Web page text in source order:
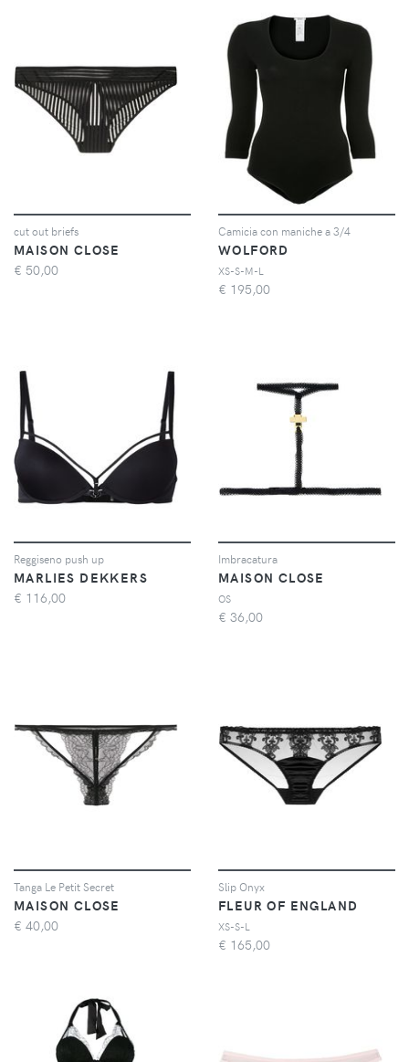
cut out briefs
MAISON CLOSE
€ 50,00
Camicia con maniche a 3/4
WOLFORD
XS-S-M-L
€ 195,00
Reggiseno push up
MARLIES DEKKERS
€ 116,00
Imbracatura
MAISON CLOSE
OS
€ 36,00
Tanga Le Petit Secret
MAISON CLOSE
€ 40,00
Slip Onyx
FLEUR OF ENGLAND
XS-S-L
€ 165,00